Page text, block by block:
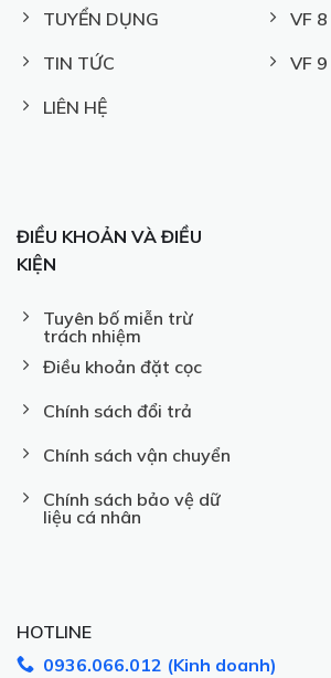
TUYỂN DỤNG
TIN TỨC
LIÊN HỆ
VF 8
VF 9
ĐIỀU KHOẢN VÀ ĐIỀU
KIỆN
Tuyên bố miễn trừ
trách nhiệm
Điều khoản đặt cọc
Chính sách đổi trả
Chính sách vận chuyển
Chính sách bảo vệ dữ
liệu cá nhân
HOTLINE
0936.066.012 (Kinh doanh)